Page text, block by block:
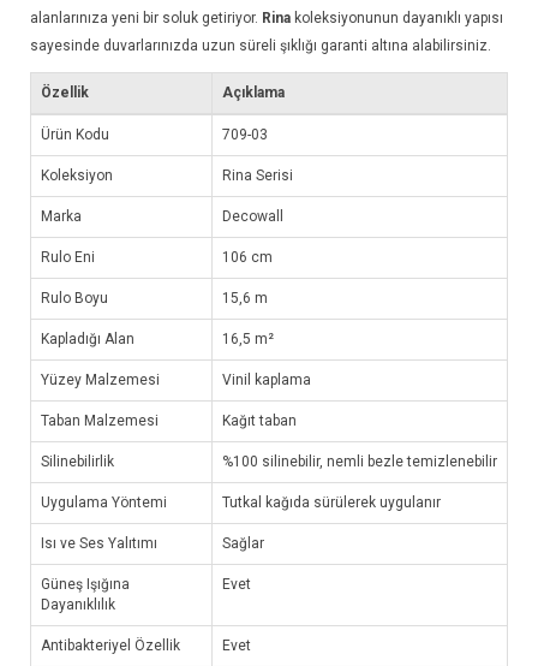
alanlarınıza yeni bir soluk getiriyor. Rina koleksiyonunun dayanıklı yapısı
sayesinde duvarlarınızda uzun süreli şıklığı garanti altına alabilirsiniz.
Özellik Açıklama
Ürün Kodu 709-03
Koleksiyon Rina Serisi
Marka Decowall
Rulo Eni 106 cm
Rulo Boyu 15,6 m
Kapladığı Alan 16,5 m²
Yüzey Malzemesi Vinil kaplama
Taban Malzemesi Kağıt taban
Silinebilirlik %100 silinebilir, nemli bezle temizlenebilir
Uygulama Yöntemi Tutkal kağıda sürülerek uygulanır
Isı ve Ses Yalıtımı Sağlar
Güneş Işığına
Dayanıklılık
Evet
Antibakteriyel Özellik Evet